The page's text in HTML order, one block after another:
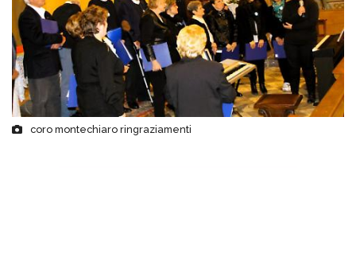
coro montechiaro ringraziamenti